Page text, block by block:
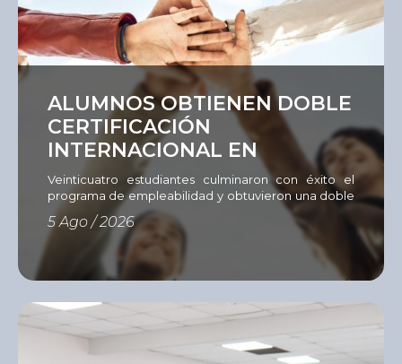
ALUMNOS OBTIENEN DOBLE
CERTIFICACIÓN
INTERNACIONAL EN
EMPLEABILIDAD
Veinticuatro estudiantes culminaron con éxito el
programa de empleabilidad y obtuvieron una doble
certificación del Instituto del Sur e International
Youth Foundation (IYF). Con el objetivo de fortalecer
las competencias que hoy demanda el mercado
laboral, el Instituto del Sur (ISUR) culminó una nueva
edición del Programa de Empleabilidad
[…]
5 Ago / 2026
Ver